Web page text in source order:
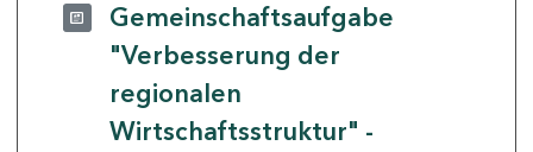
Gemeinschaftsaufgabe
"Verbesserung der
regionalen
Wirtschaftsstruktur" -